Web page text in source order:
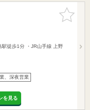
お気に入
りに追加
駅徒歩1分 ・JR山手線 上野
、深夜営業
を見る